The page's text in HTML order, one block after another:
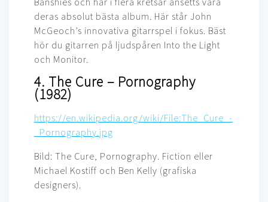
deras absolut bästa album. Här står John
McGeoch’s innovativa gitarrspel i fokus. Bäst
hör du gitarren på ljudspåren Into the Light
och Monitor.
4. The Cure – Pornography
(1982)
https://en.wikipedia.org/wiki/File:The_Cure_-
_Pornography.jpg
Bild: The Cure, Pornography. Fiction eller
Michael Kostiff och Ben Kelly (grafiska
designers).